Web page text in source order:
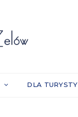
DLA TURYSTY